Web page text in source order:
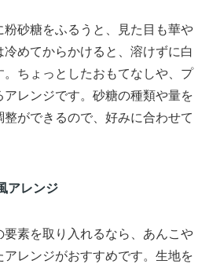
粉砂糖をふるうと、見た目も華や
めてからかけると、溶けずに白
。ちょっとしたおもてなしや、プ
レンジです。砂糖の種類や量を
ができるので、好みに合わせて
アレンジ
素を取り入れるなら、あんこや
レンジがおすすめです。生地を